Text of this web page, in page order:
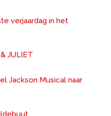
verjaardag in het
JULIET
Jackson Musical naar